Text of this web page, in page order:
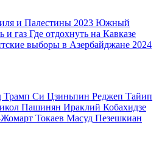
и Палестины 2023 Южный
и газ Где отдохнуть на Кавказе
выборы в Азербайджане 2024
Трамп Си Цзиньпин Реджеп Тайип
Пашинян Ираклий Кобахидзе
Токаев Масуд Пезешкиан